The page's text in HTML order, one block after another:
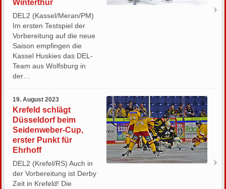
Winterthur
DEL2 (Kassel/Meran/PM)
Im ersten Testspiel der
Vorbereitung auf die neue
Saison empfingen die
Kassel Huskies das DEL-
Team aus Wolfsburg in
der…
19. August 2023
Krefeld schlägt
Düsseldorf beim
Seidenweber-Cup,
erster Punkt für
Ehrhoff
DEL2 (Krefel/RS) Auch in
der Vorbereitung ist Derby
Zeit in Krefeld! Die